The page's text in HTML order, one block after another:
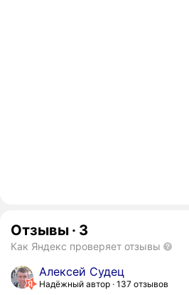
Отзывы · 3
Как Яндекс проверяет отзывы
Алексей Судец
Надёжный автор 137 отзывов